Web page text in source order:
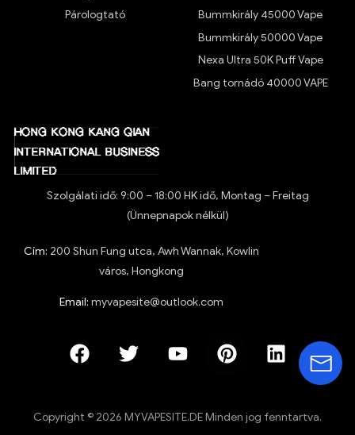
Párologtató
Bummkirály 45000 Vape
Bummkirály 50000 Vape
Nexa Ultra 50K Puff Vape
Bang tornádó 40000 VAPE
Szolgálati idő: 9:00 – 18:00 HK idő, Montag – Freitag
(Ünnepnapok nélkül)
Cím: 200 Shun Fung utca, Awh Wannak, Kowlin
város, Hongkong
Email: myvapesite@outlook.com
Copyright © 2026 MYVAPESITE.DE Minden jog fenntartva.